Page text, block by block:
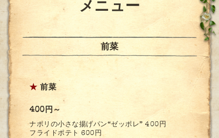
メニュー
前菜
★ 前菜
400円～
ナポリの小さな揚げパン“ゼッポレ” 400円
フライドポテト 600円